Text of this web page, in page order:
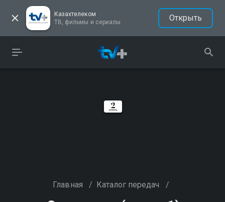
Казахтелеком
ТВ, фильмы и сериалы
Открыть
Главная / Каталог передач /